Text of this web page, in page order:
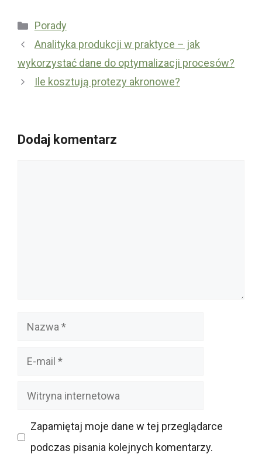
Kategorie
Porady
Analityka produkcji w praktyce – jak
wykorzystać dane do optymalizacji procesów?
Ile kosztują protezy akronowe?
Dodaj komentarz
Nazwa
Witryna
Zapamiętaj moje dane w tej przeglądarce
podczas pisania kolejnych komentarzy.